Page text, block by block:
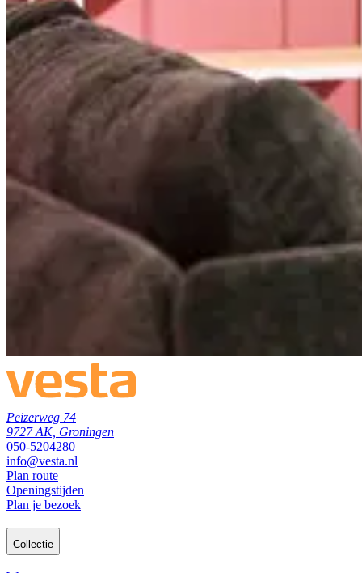
Peizerweg 74
9727 AK, Groningen
050-5204280
info@vesta.nl
Plan route
Openingstijden
Plan je bezoek
Collectie